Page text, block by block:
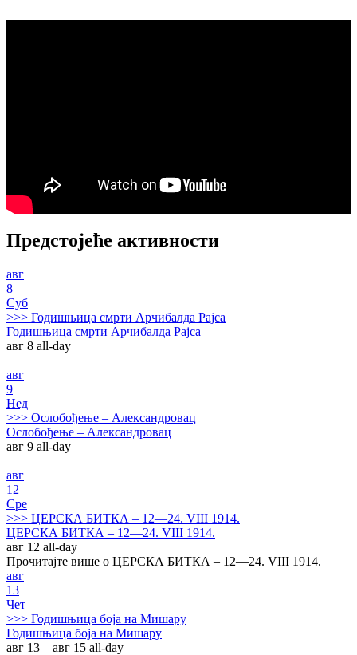
Предстојеће активности
авг
8
Суб
>>> Годишњица смрти Арчибалда Рајса
Годишњица смрти Арчибалда Рајса
авг 8 all-day
авг
9
Нед
>>> Ослобођење – Александровац
Ослобођење – Александровац
авг 9 all-day
авг
12
Сре
>>> ЦЕРСКА БИТКА – 12—24. VIII 1914.
ЦЕРСКА БИТКА – 12—24. VIII 1914.
авг 12 all-day
Прочитајте више о ЦЕРСКА БИТКА – 12—24. VIII 1914.
авг
13
Чет
>>> Годишњица боја на Мишару
Годишњица боја на Мишару
авг 13 – авг 15 all-day